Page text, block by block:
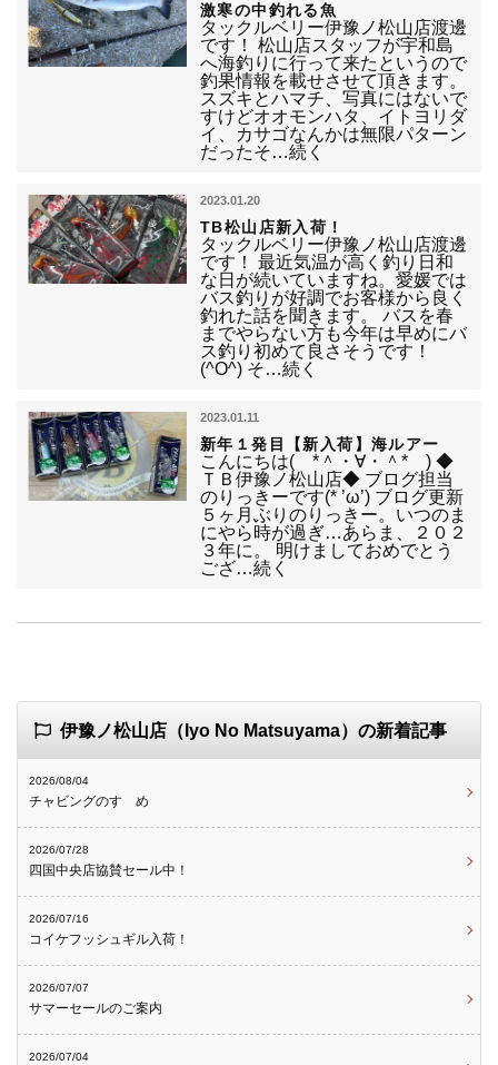
激寒の中釣れる魚
タックルベリー伊豫ノ松山店渡邊
です！ 松山店スタッフが宇和島
へ海釣りに行って来たというので
釣果情報を載せさせて頂きます。
スズキとハマチ、写真にはないで
すけどオオモンハタ、イトヨリダ
イ、カサゴなんかは無限パターン
だったそ…続く
2023.01.20
TB松山店新入荷！
タックルベリー伊豫ノ松山店渡邊
です！ 最近気温が高く釣り日和
な日が続いていますね。愛媛では
バス釣りが好調でお客様から良く
釣れた話を聞きます。 バスを春
までやらない方も今年は早めにバ
ス釣り初めて良さそうです！
(^O^) そ…続く
2023.01.11
新年１発目【新入荷】海ルアー
こんにちは( *＾・∀・＾* ) ◆
ＴＢ伊豫ノ松山店◆ ブログ担当
のりっきーです(* ’ω’) ブログ更新
５ヶ月ぶりのりっきー。いつのま
にやら時が過ぎ…あらま、２０２
３年に。 明けましておめでとう
ござ…続く
伊豫ノ松山店（Iyo No Matsuyama）の新着記事
2026/08/04
チャビングのすゝめ
2026/07/28
四国中央店協賛セール中！
2026/07/16
コイケフッシュギル入荷！
2026/07/07
サマーセールのご案内
2026/07/04